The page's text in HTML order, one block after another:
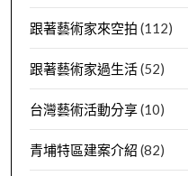
跟著藝術家來空拍 (112)
跟著藝術家過生活(52)
台灣藝術活動分享 (10)
青埔特區建案介紹 (82)